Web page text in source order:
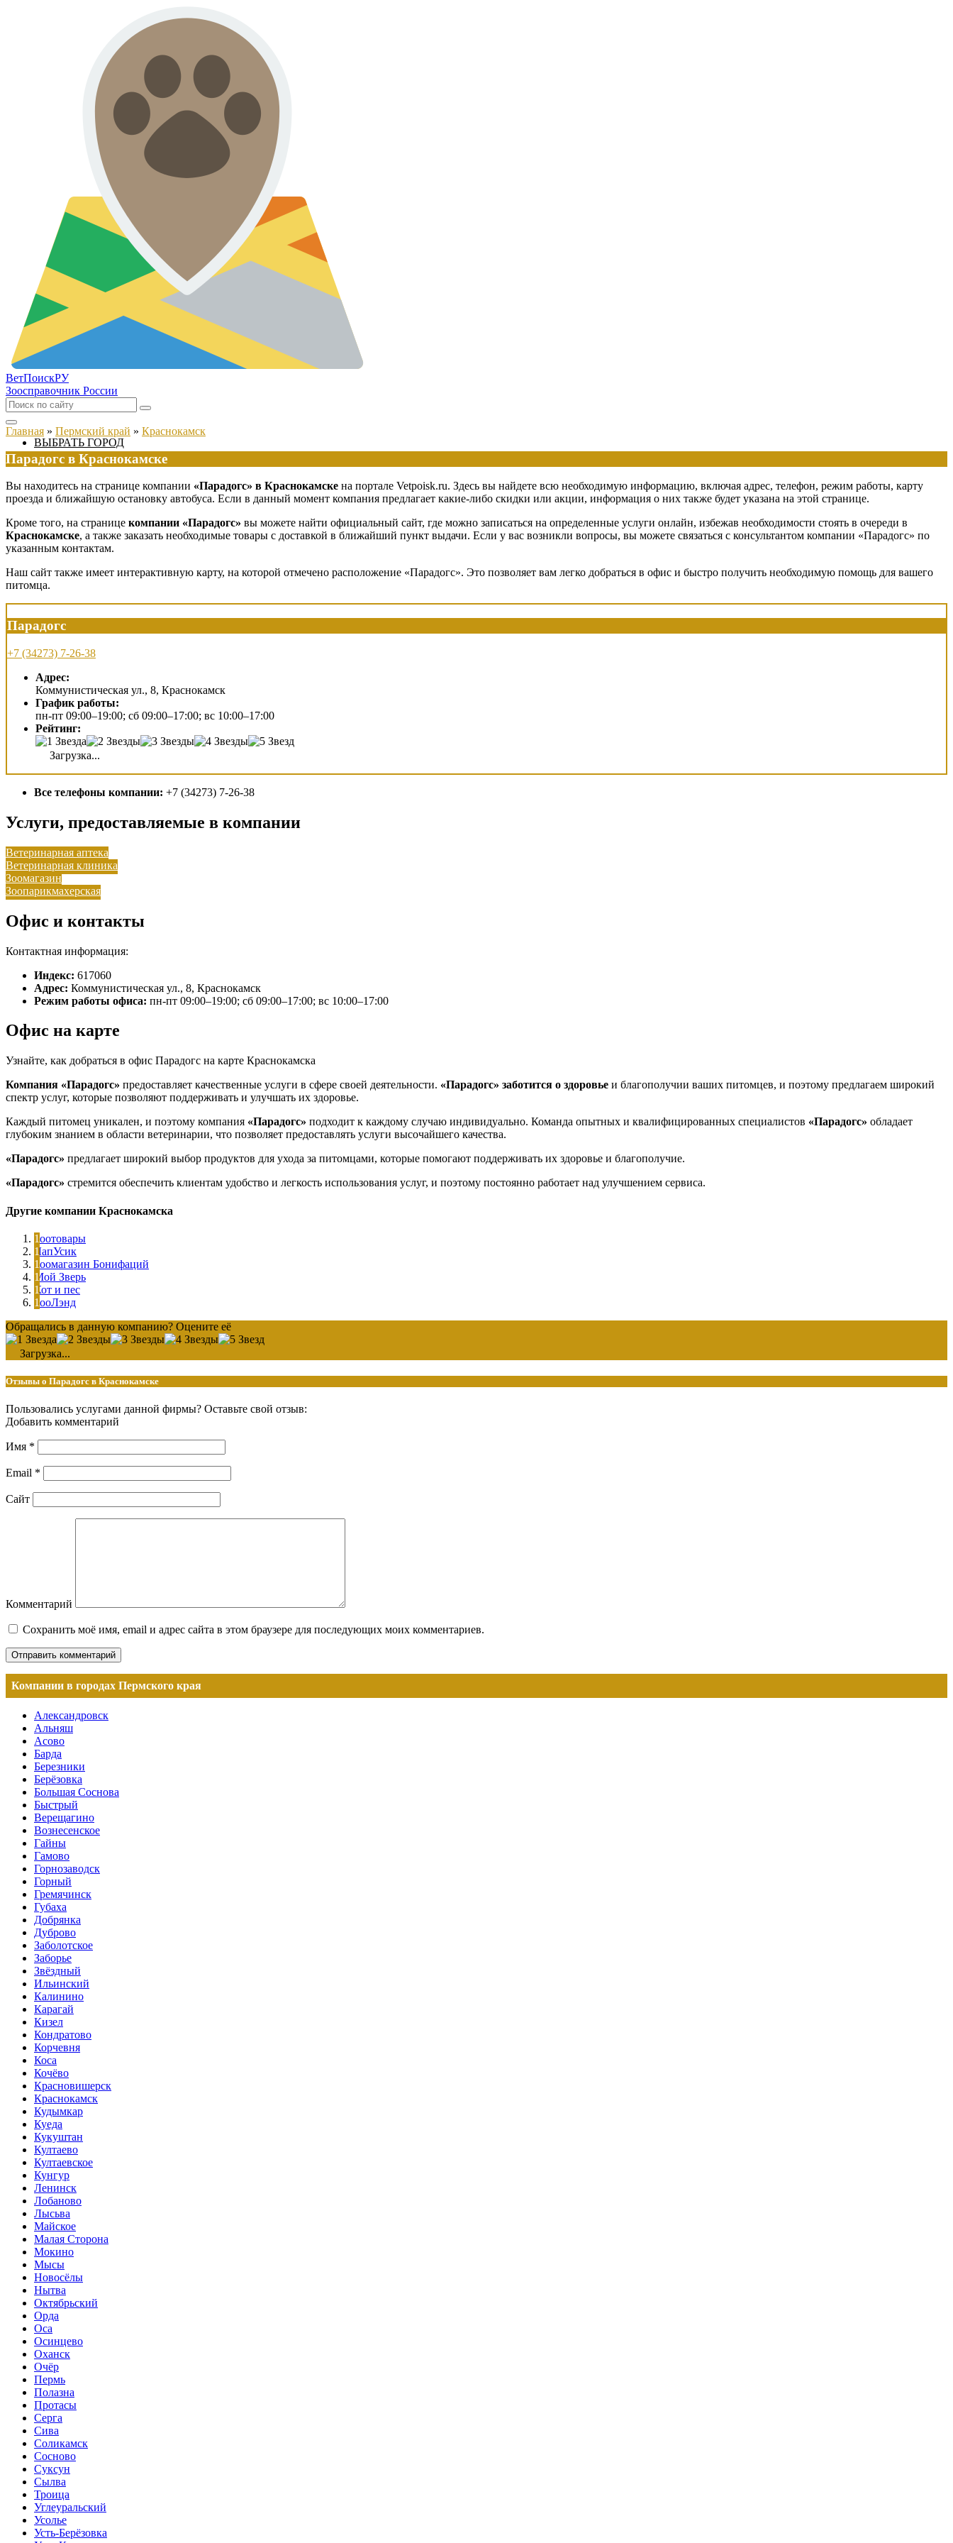
ВетПоискРУ
Зоосправочник России
ВЫБРАТЬ ГОРОД
Главная » Пермский край » Краснокамск
Парадогс в Краснокамске
Вы находитесь на странице компании «Парадогс» в Краснокамске на портале Vetpoisk.ru. Здесь вы найдете всю необходимую информацию, включая адрес, телефон, режим работы, карту
проезда и ближайшую остановку автобуса. Если в данный момент компания предлагает какие-либо скидки или акции, информация о них также будет указана на этой странице.
Кроме того, на странице компании «Парадогс» вы можете найти официальный сайт, где можно записаться на определенные услуги онлайн, избежав необходимости стоять в очереди в
Краснокамске, а также заказать необходимые товары с доставкой в ближайший пункт выдачи. Если у вас возникли вопросы, вы можете связаться с консультантом компании «Парадогс» по
указанным контактам.
Наш сайт также имеет интерактивную карту, на которой отмечено расположение «Парадогс». Это позволяет вам легко добраться в офис и быстро получить необходимую помощь для вашего
питомца.
Парадогс
+7 (34273) 7-26-38
Адрес:
Коммунистическая ул., 8, Краснокамск
График работы:
пн-пт 09:00–19:00; сб 09:00–17:00; вс 10:00–17:00
Рейтинг:
Загрузка...
Все телефоны компании: +7 (34273) 7-26-38
Услуги, предоставляемые в компании
Ветеринарная аптека
Ветеринарная клиника
Зоомагазин
Зоопарикмахерская
Офис и контакты
Контактная информация:
Индекс: 617060
Адрес: Коммунистическая ул., 8, Краснокамск
Режим работы офиса: пн-пт 09:00–19:00; сб 09:00–17:00; вс 10:00–17:00
Офис на карте
Узнайте, как добраться в офис Парадогс на карте Краснокамска
Компания «Парадогс» предоставляет качественные услуги в сфере своей деятельности. «Парадогс» заботится о здоровье и благополучии ваших питомцев, и поэтому предлагаем широкий
спектр услуг, которые позволяют поддерживать и улучшать их здоровье.
Каждый питомец уникален, и поэтому компания «Парадогс» подходит к каждому случаю индивидуально. Команда опытных и квалифицированных специалистов «Парадогс» обладает
глубоким знанием в области ветеринарии, что позволяет предоставлять услуги высочайшего качества.
«Парадогс» предлагает широкий выбор продуктов для ухода за питомцами, которые помогают поддерживать их здоровье и благополучие.
«Парадогс» стремится обеспечить клиентам удобство и легкость использования услуг, и поэтому постоянно работает над улучшением сервиса.
Другие компании Краснокамска
Зоотовары
ЛапУсик
Зоомагазин Бонифаций
Мой Зверь
Кот и пес
ЗооЛэнд
Обращались в данную компанию? Оцените её
Загрузка...
Отзывы о Парадогс в Краснокамске
Пользовались услугами данной фирмы? Оставьте свой отзыв:
Добавить комментарий
Имя *
Email *
Сайт
Комментарий
Сохранить моё имя, email и адрес сайта в этом браузере для последующих моих комментариев.
Компании в городах Пермского края
Александровск
Альняш
Асово
Барда
Березники
Берёзовка
Большая Соснова
Быстрый
Верещагино
Вознесенское
Гайны
Гамово
Горнозаводск
Горный
Гремячинск
Губаха
Добрянка
Дуброво
Заболотское
Заборье
Звёздный
Ильинский
Калинино
Карагай
Кизел
Кондратово
Корчевня
Коса
Кочёво
Красновишерск
Краснокамск
Кудымкар
Куеда
Кукуштан
Култаево
Култаевское
Кунгур
Ленинск
Лобаново
Лысьва
Майское
Малая Сторона
Мокино
Мысы
Новосёлы
Нытва
Октябрьский
Орда
Оса
Осинцево
Оханск
Очёр
Пермь
Полазна
Протасы
Серга
Сива
Соликамск
Сосново
Суксун
Сылва
Троица
Углеуральский
Усолье
Усть-Берёзовка